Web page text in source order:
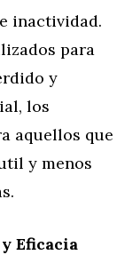
inactividad.
para
y
los
aquellos que
y menos
Eficacia